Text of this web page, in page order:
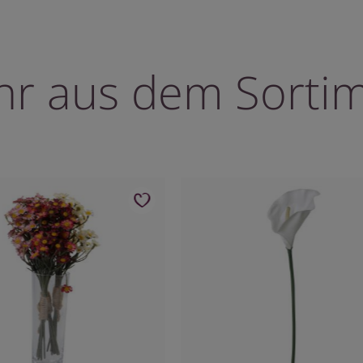
aus dem